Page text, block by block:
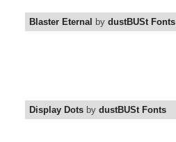
Blaster Eternal by dustBUSt Fonts
Display Dots by dustBUSt Fonts